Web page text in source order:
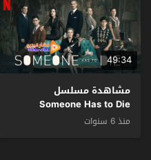
49:34
مشاهدة مسلسل
Someone Has to Die
الموسم 1 الحلقة 1 مترجم
منذ 6 سنوات